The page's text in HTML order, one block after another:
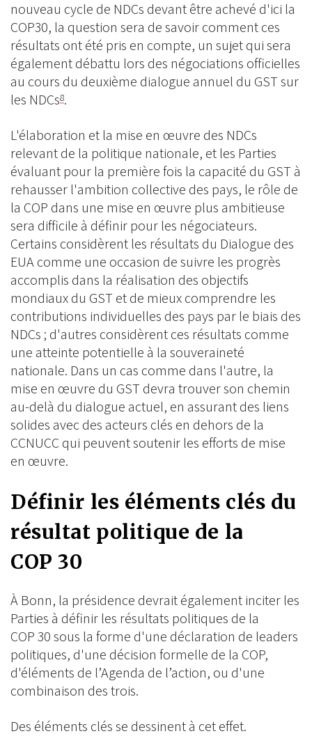
nouveau cycle de NDCs devant être achevé d'ici la
COP30, la question sera de savoir comment ces
résultats ont été pris en compte, un sujet qui sera
également débattu lors des négociations officielles
au cours du deuxième dialogue annuel du GST sur
les NDCs8.
L'élaboration et la mise en œuvre des NDCs
relevant de la politique nationale, et les Parties
évaluant pour la première fois la capacité du GST à
rehausser l'ambition collective des pays, le rôle de
la COP dans une mise en œuvre plus ambitieuse
sera difficile à définir pour les négociateurs.
Certains considèrent les résultats du Dialogue des
EUA comme une occasion de suivre les progrès
accomplis dans la réalisation des objectifs
mondiaux du GST et de mieux comprendre les
contributions individuelles des pays par le biais des
NDCs ; d'autres considèrent ces résultats comme
une atteinte potentielle à la souveraineté
nationale. Dans un cas comme dans l'autre, la
mise en œuvre du GST devra trouver son chemin
au-delà du dialogue actuel, en assurant des liens
solides avec des acteurs clés en dehors de la
CCNUCC qui peuvent soutenir les efforts de mise
en œuvre.
Définir les éléments clés du
résultat politique de la
COP 30
À Bonn, la présidence devrait également inciter les
Parties à définir les résultats politiques de la
COP 30 sous la forme d'une déclaration de leaders
politiques, d'une décision formelle de la COP,
d'éléments de l’Agenda de l’action, ou d'une
combinaison des trois.
Des éléments clés se dessinent à cet effet.